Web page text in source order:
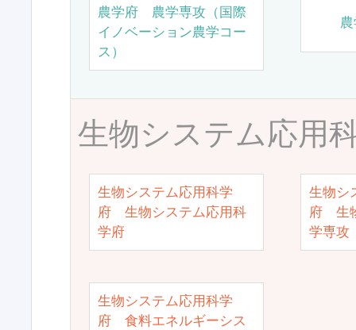
農学府 農学専攻（国際
イノベーション農学コー
ス）
生物システム応用
生物システム応用科学
府 生物システム応用科
学府
生物シ
府 生
学専攻
生物システム応用科学
府 食料エネルギーシス